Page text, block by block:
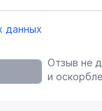
данных
Отзыв не
и